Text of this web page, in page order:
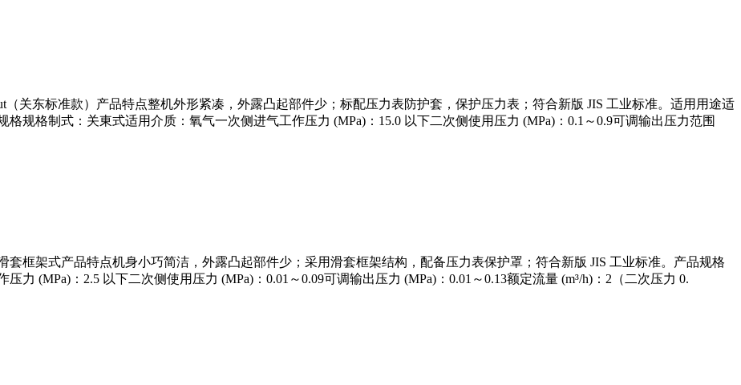
（关东标准款）产品特点整机外形紧凑，外露凸起部件少；标配压力表防护套，保护压力表；符合新版 JIS 工业标准。适用用途适
规格制式：关東式适用介质：氧气一次侧进气工作压力 (MPa)：15.0 以下二次侧使用压力 (MPa)：0.1～0.9可调输出压力范围
套框架式产品特点机身小巧简洁，外露凸起部件少；采用滑套框架结构，配备压力表保护罩；符合新版 JIS 工业标准。产品规格
力 (MPa)：2.5 以下二次侧使用压力 (MPa)：0.01～0.09可调输出压力 (MPa)：0.01～0.13额定流量 (m³/h)：2（二次压力 0.